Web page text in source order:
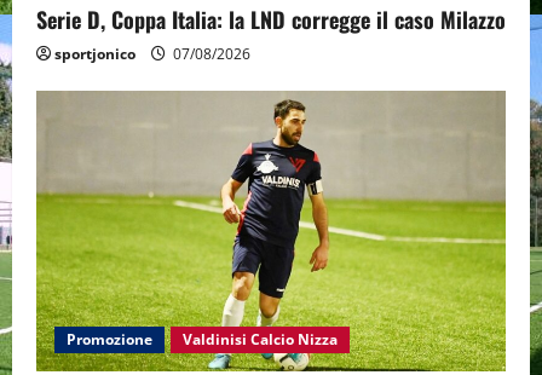
Serie D, Coppa Italia: la LND corregge il caso Milazzo
sportjonico 07/08/2026
Promozione Valdinisi Calcio Nizza